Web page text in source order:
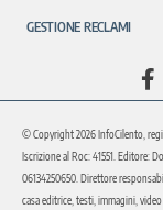
GESTIONE RECLAMI
© Copyright 2026 InfoCilento,
Iscrizione al Roc: 41551. Editore:
06134250650. Direttore
casa editrice, testi, immagini,